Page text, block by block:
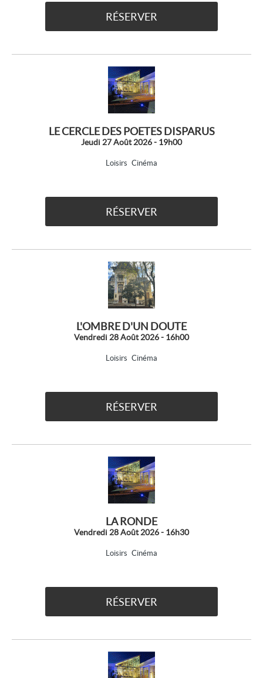
RÉSERVER
LE CERCLE DES POETES DISPARUS
Jeudi 27 Août 2026 - 19h00
Loisirs Cinéma
RÉSERVER
L'OMBRE D'UN DOUTE
Vendredi 28 Août 2026 - 16h00
Loisirs Cinéma
RÉSERVER
LA RONDE
Vendredi 28 Août 2026 - 16h30
Loisirs Cinéma
RÉSERVER